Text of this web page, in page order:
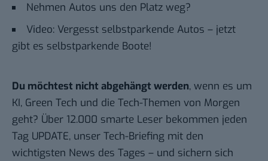
Nehmen Autos uns den Platz weg?
Video: Vergesst selbstparkende Autos – jetzt
gibt es selbstparkende Boote!
Du möchtest nicht abgehängt werden, wenn es um
KI, Green Tech und die Tech-Themen von Morgen
geht? Über 12.000 smarte Leser bekommen jeden
Tag UPDATE, unser Tech-Briefing mit den
wichtigsten News des Tages – und sichern sich